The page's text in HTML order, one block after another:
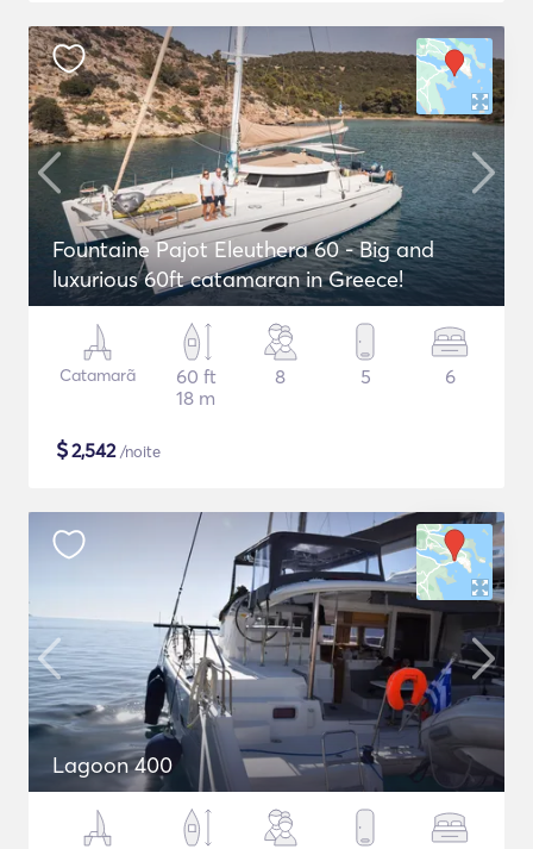
Fountaine Pajot Eleuthera 60 - Big and
luxurious 60ft catamaran in Greece!
Catamarã
60 ft
18 m
8 5 6
$2,542/noite
Lagoon 400